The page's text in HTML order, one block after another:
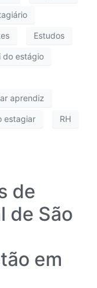
Estudos
do estágio
aprendiz
estagiar RH
de
de São
em